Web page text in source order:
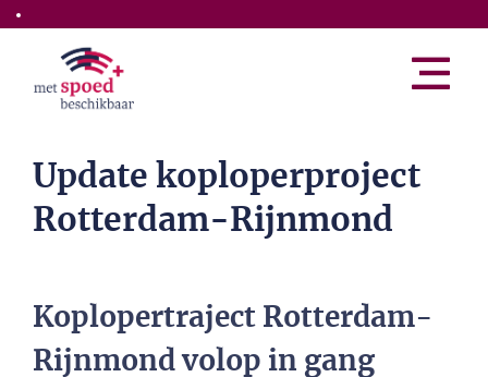
Skip to the main content
Update koploperproject
Rotterdam-Rijnmond
Koplopertraject Rotterdam-
Rijnmond volop in gang